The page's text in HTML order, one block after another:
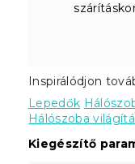
Inspirálódjon
Lepedők
Hálószoba
Kiegészítő